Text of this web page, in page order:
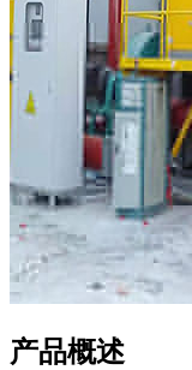
产品概述